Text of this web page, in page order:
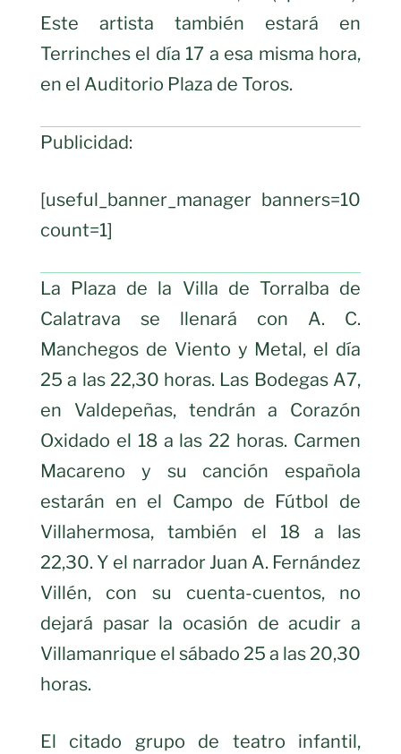
Este artista también estará en
Terrinches el día 17 a esa misma hora,
en el Auditorio Plaza de Toros.
Publicidad:
[useful_banner_manager banners=10
count=1]
La Plaza de la Villa de Torralba de
Calatrava se llenará con A. C.
Manchegos de Viento y Metal, el día
25 a las 22,30 horas. Las Bodegas A7,
en Valdepeñas, tendrán a Corazón
Oxidado el 18 a las 22 horas. Carmen
Macareno y su canción española
estarán en el Campo de Fútbol de
Villahermosa, también el 18 a las
22,30. Y el narrador Juan A. Fernández
Villén, con su cuenta-cuentos, no
dejará pasar la ocasión de acudir a
Villamanrique el sábado 25 a las 20,30
horas.
El citado grupo de teatro infantil,